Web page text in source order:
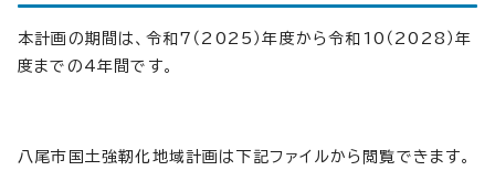
本計画の期間は、令和7（2025）年度から令和10（2028）年
度までの4年間です。
八尾市国土強靭化地域計画は下記ファイルから閲覧できます。